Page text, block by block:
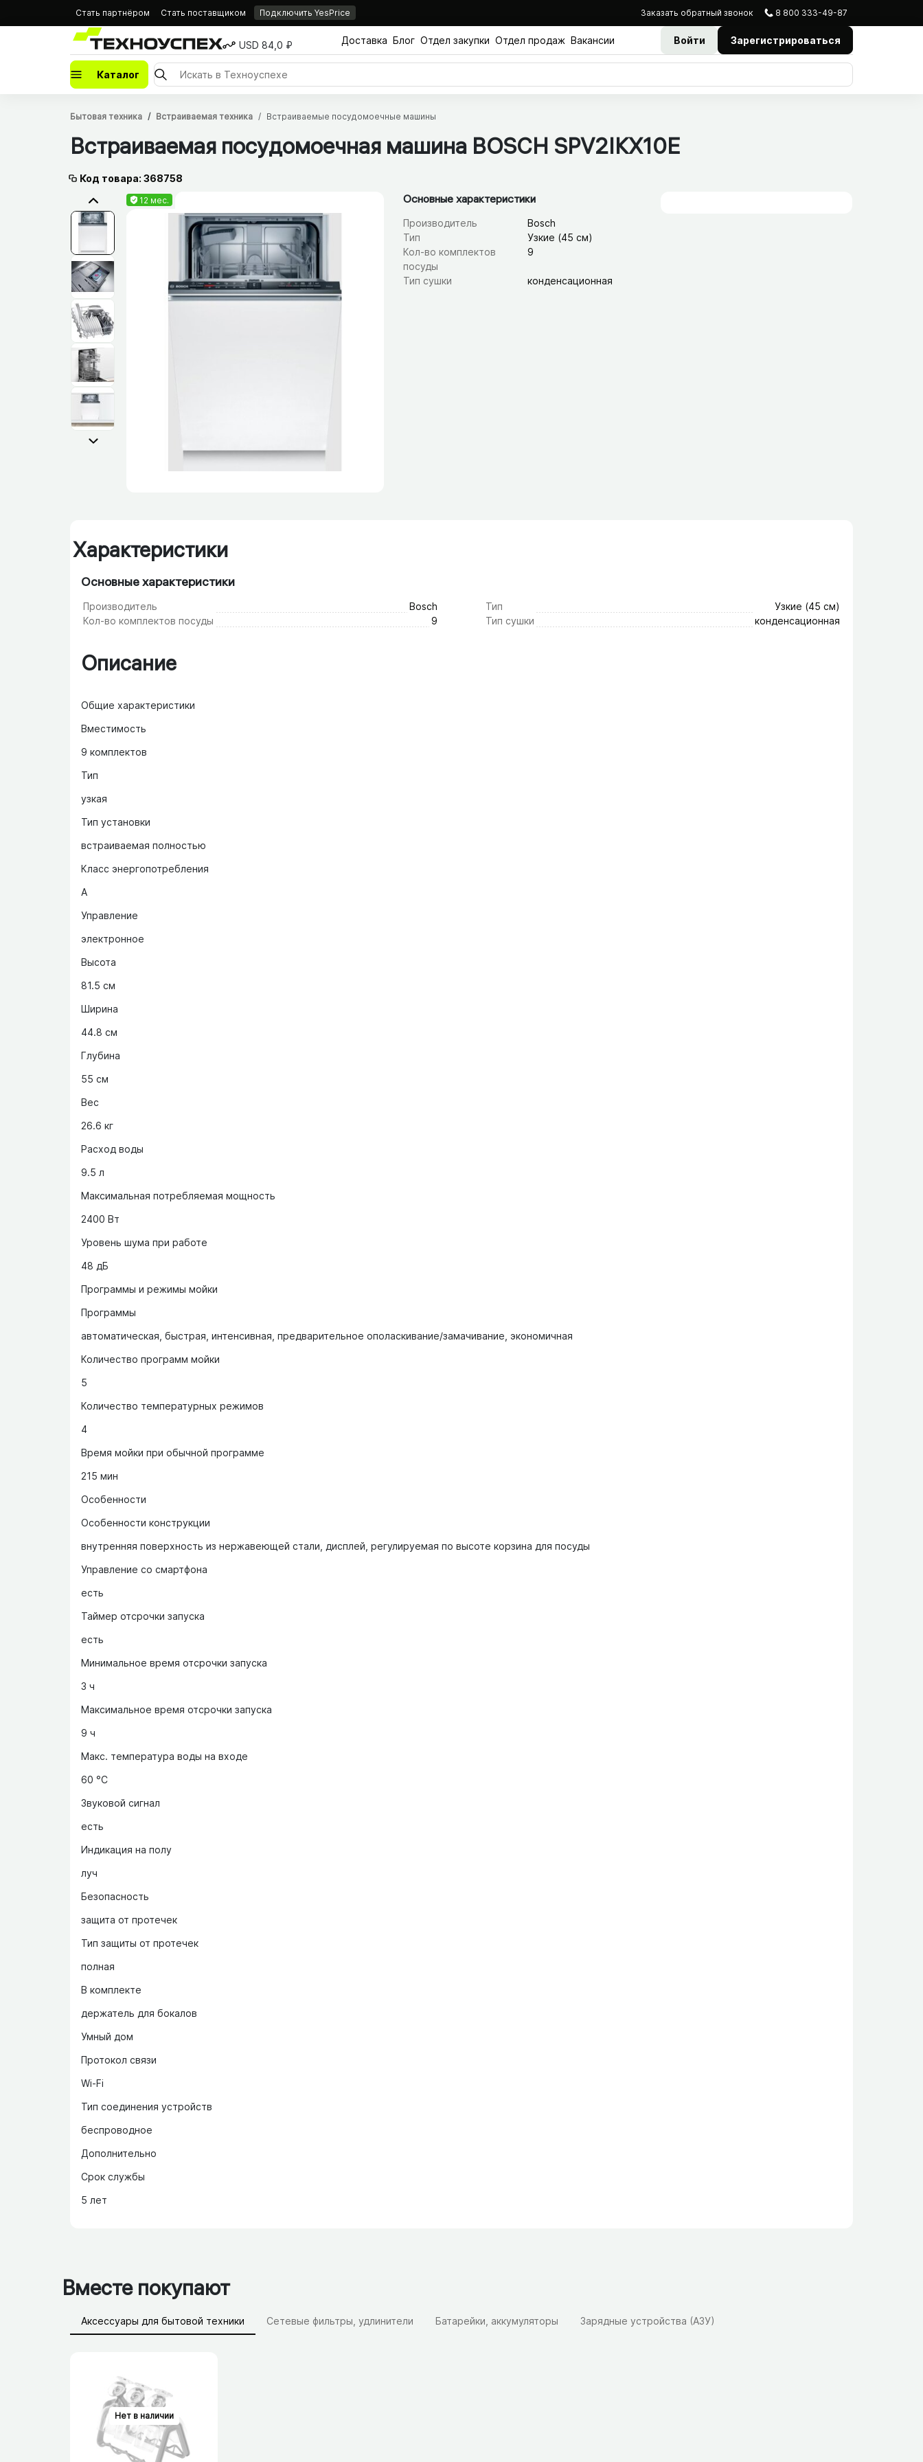
Стать партнёром Стать поставщиком Подключить YesPrice Заказать обратный звонок 8 800 333-49-87
USD 84,0 ₽ Доставка Блог Отдел закупки Отдел продаж Вакансии Войти Зарегистрироваться
Каталог
Бытовая техника Встраиваемая техника Встраиваемые посудомоечные машины
Встраиваемая посудомоечная машина BOSCH SPV2IKX10E
Код товара: 368758
12 мес. Основные характеристики
Производитель
Bosch
Тип
Узкие (45 см)
Кол-во комплектов
посуды
9
Тип сушки конденсационная
Характеристики
Основные характеристики
Производитель Bosch Тип
Узкие (45 см)
Кол-во комплектов посуды
9 Тип сушки конденсационная
Описание
Общие характеристики
Вместимость
9 комплектов
Тип
узкая
Тип установки
встраиваемая полностью
Класс энергопотребления
A
Управление
электронное
Высота
81.5 см
Ширина
44.8 см
Глубина
55 см
Вес
26.6 кг
Расход воды
9.5 л
Максимальная потребляемая мощность
2400 Вт
Уровень шума при работе
48 дБ
Программы и режимы мойки
Программы
автоматическая, быстрая, интенсивная, предварительное ополаскивание/замачивание, экономичная
Количество программ мойки
5
Количество температурных режимов
4
Время мойки при обычной программе
215 мин
Особенности
Особенности конструкции
внутренняя поверхность из нержавеющей стали, дисплей, регулируемая по высоте корзина для посуды
Управление со смартфона
есть
Таймер отсрочки запуска
есть
Минимальное время отсрочки запуска
3 ч
Максимальное время отсрочки запуска
9 ч
Макс. температура воды на входе
60 °C
Звуковой сигнал
есть
Индикация на полу
луч
Безопасность
защита от протечек
Тип защиты от протечек
полная
В комплекте
держатель для бокалов
Умный дом
Протокол связи
Wi-Fi
Тип соединения устройств
беспроводное
Дополнительно
Срок службы
5 лет
Вместе покупают
Аксессуары для бытовой техники Сетевые фильтры, удлинители Батарейки, аккумуляторы Зарядные устройства (АЗУ)